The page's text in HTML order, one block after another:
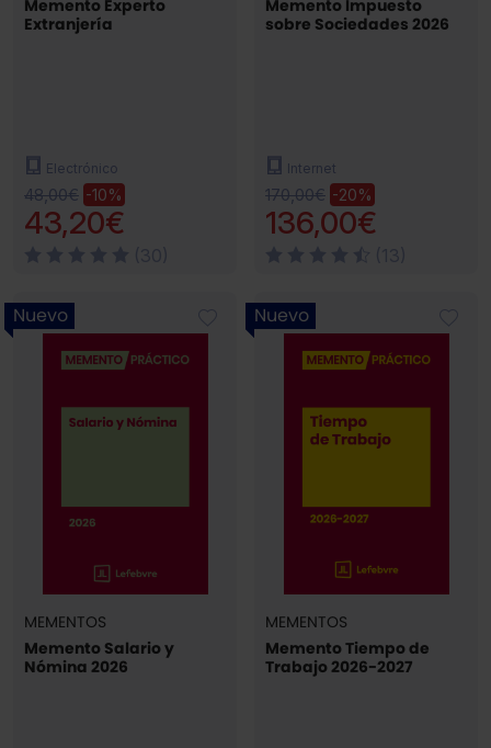
Memento Experto
Extranjería
Electrónico
48,00€ -10%
43,20€
Memento Impuesto
sobre Sociedades 2026
Internet
170,00€ -20%
136,00€
Nuevo
MEMENTOS
Memento Salario y
Nómina 2026
Nuevo
MEMENTOS
Memento Tiempo de
Trabajo 2026-2027